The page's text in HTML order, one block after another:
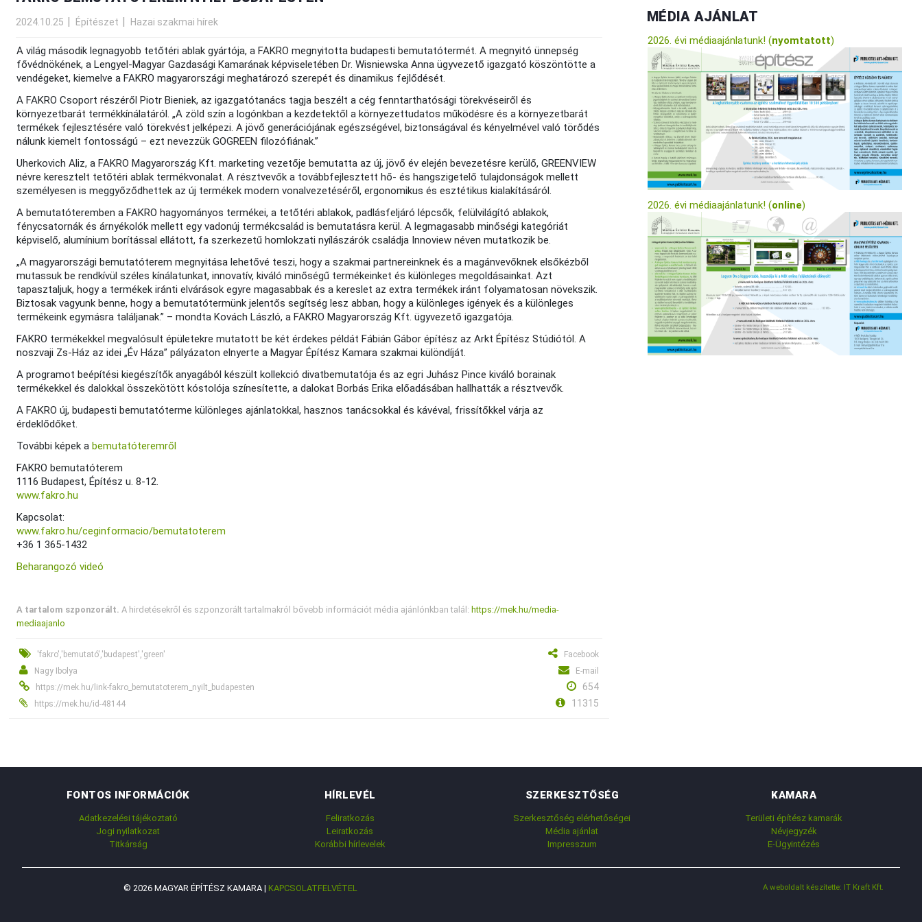
2024.10.25 Építészet Hazai szakmai hírek
A világ második legnagyobb tetőtéri ablak gyártója, a FAKRO megnyitotta budapesti bemutatótermét. A megnyitó ünnepség
fővédnökének, a Lengyel-Magyar Gazdasági Kamarának képviseletében Dr. Wisniewska Anna ügyvezető igazgató köszöntötte a
vendégeket, kiemelve a FAKRO magyarországi meghatározó szerepét és dinamikus fejlődését.
A FAKRO Csoport részéről Piotr Bieniek, az igazgatótanács tagja beszélt a cég fenntarthatósági törekvéseiről és
környezetbarát termékkínálatáról. „A zöld szín a logónkban a kezdetektől a környezettudatos működésre és a környezetbarát
termékek fejlesztésére való törekvést jelképezi. A jövő generációjának egészségével, biztonságával és kényelmével való törődés
nálunk kiemelt fontosságú – ezt nevezzük GOGREEN filozófiának.”
Uherkovich Aliz, a FAKRO Magyarország Kft. marketing vezetője bemutatta az új, jövő év elején bevezetésre kerülő, GREENVIEW
névre keresztelt tetőtéri ablak termékvonalat. A résztvevők a továbbfejlesztett hő- és hangszigetelő tulajdonságok mellett
személyesen is meggyőződhettek az új termékek modern vonalvezetéséről, ergonomikus és esztétikus kialakításáról.
A bemutatóteremben a FAKRO hagyományos termékei, a tetőtéri ablakok, padlásfeljáró lépcsők, felülvilágító ablakok,
fénycsatornák és árnyékolók mellett egy vadonúj termékcsalád is bemutatásra kerül. A legmagasabb minőségi kategóriát
képviselő, alumínium borítással ellátott, fa szerkezetű homlokzati nyílászárók családja Innoview néven mutatkozik be.
„A magyarországi bemutatóterem megnyitása lehetővé teszi, hogy a szakmai partnereinknek és a magánvevőknek elsőkézből
mutassuk be rendkívül széles kínálatunkat, innovatív, kiváló minőségű termékeinket és különleges megoldásainkat. Azt
tapasztaljuk, hogy a termékek iránti elvárások egyre magasabbak és a kereslet az extra termékek iránt folyamatosan növekszik.
Biztosak vagyunk benne, hogy a bemutatótermünk jelentős segítség lesz abban, hogy a különleges igények és a különleges
termékeink egymásra találjanak.” – mondta Kovách László, a FAKRO Magyarország Kft. ügyvezető igazgatója.
FAKRO termékekkel megvalósult épületekre mutatott be két érdekes példát Fábián Gábor építész az Arkt Építész Stúdiótól. A
noszvaji Zs-Ház az idei „Év Háza” pályázaton elnyerte a Magyar Építész Kamara szakmai különdíját.
A programot beépítési kiegészítők anyagából készült kollekció divatbemutatója és az egri Juhász Pince kiváló borainak
termékekkel és dalokkal összekötött kóstolója színesítette, a dalokat Borbás Erika előadásában hallhatták a résztvevők.
A FAKRO új, budapesti bemutatóterme különleges ajánlatokkal, hasznos tanácsokkal és kávéval, frissítőkkel várja az
érdeklődőket.
További képek abemutatóteremről
FAKRO bemutatóterem
1116 Budapest, Építész u. 8-12.
www.fakro.hu
Kapcsolat:
www.fakro.hu/ceginformacio/bemutatoterem
+36 1 365-1432
Beharangozó videó
A tartalom szponzorált. A hirdetésekről és szponzorált tartalmakról bővebb információt média ajánlónkban talál: https://mek.hu/media-
mediaajanlo
'fakro','bemutató','budapest','green'
Facebook
Nagy Ibolya
E-mail
https://mek.hu/link-fakro_bemutatoterem_nyilt_budapesten
654
https://mek.hu/id-48144 11315
MÉDIA AJÁNLAT
2026. évi médiaajánlatunk! (nyomtatott)
2026. évi médiaajánlatunk! (online)
FONTOS INFORMÁCIÓK
Adatkezelési tájékoztató
Jogi nyilatkozat
Titkárság
HÍRLEVÉL
Feliratkozás
Leiratkozás
Korábbi hírlevelek
SZERKESZTŐSÉG
Szerkesztőség elérhetőségei
Média ajánlat
Impresszum
KAMARA
Területi építész kamarák
Névjegyzék
E-Ügyintézés
© 2026 MAGYAR ÉPÍTÉSZ KAMARA | KAPCSOLATFELVÉTEL A weboldalt készítette: IT Kraft Kft.